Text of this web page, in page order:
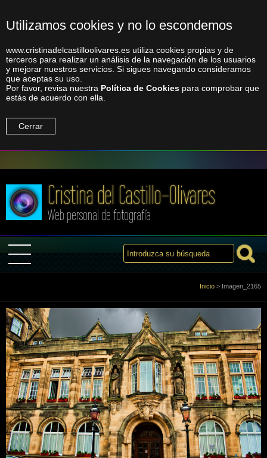
Utilizamos cookies y no lo escondemos
www.cristinadelcastilloolivares.es utiliza cookies propias y de
terceros para realizar un análisis de la navegación de los usuarios
y mejorar nuestros servicios. Si sigues navegando consideramos
que aceptas su uso.
Por favor, revisa nuestra Política de Cookies para comprobar que
estás de acuerdo con ella.
Cerrar
Cristina del Castillo-Olivares
Web personal de fotografía
Sobre Mi
Galería
Libro de visitas
Enlaces
Contacto
Inicio > Imagen_2165